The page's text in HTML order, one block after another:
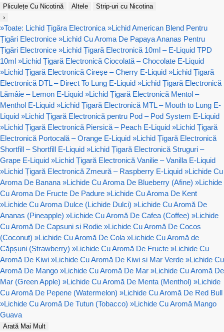
Pliculețe Cu Nicotină
Altele
Strip-uri cu Nicotina
›
»Toate: Lichid Țigăra Electronica »Lichid American Blend Pentru
Țigări Electronice »Lichid Cu Aroma De Papaya Ananas Pentru
Țigări Electronice »Lichid Țigară Electronică 10ml – E-Liquid TPD
10ml »Lichid Țigară Electronică Ciocolată – Chocolate E-Liquid
»Lichid Țigară Electronică Cireșe – Cherry E-Liquid »Lichid Țigară
Electronică DTL – Direct To Lung E-Liquid »Lichid Țigară Electronică
Lămâie – Lemon E-Liquid »Lichid Țigară Electronică Mentol –
Menthol E-Liquid »Lichid Țigară Electronică MTL – Mouth to Lung E-
Liquid »Lichid Țigară Electronică pentru Pod – Pod System E-Liquid
»Lichid Țigară Electronică Piersică – Peach E-Liquid »Lichid Țigară
Electronică Portocală – Orange E-Liquid »Lichid Țigară Electronică
Shortfill – Shortfill E-Liquid »Lichid Țigară Electronică Struguri –
Grape E-Liquid »Lichid Țigară Electronică Vanilie – Vanilla E-Liquid
»Lichid Țigară Electronică Zmeură – Raspberry E-Liquid »Lichide Cu
Aroma De Banana »Lichide Cu Aroma De Blueberry (Afine) »Lichide
Cu Aroma De Fructe De Padure »Lichide Cu Aroma De Kent
»Lichide Cu Aroma Dulce (Lichide Dulci) »Lichide Cu Aromă De
Ananas (Pineapple) »Lichide Cu Aromă De Cafea (Coffee) »Lichide
Cu Aromă De Capsuni si Rodie »Lichide Cu Aromă De Cocos
(Coconut) »Lichide Cu Aromă De Cola »Lichide Cu Aromă de
Căpșuni (Strawberry) »Lichide Cu Aromă De Fructe »Lichide Cu
Aromă De Kiwi »Lichide Cu Aromă De Kiwi si Mar Verde »Lichide Cu
Aromă De Mango »Lichide Cu Aromă De Mar »Lichide Cu Aromă De
Mar (Green Apple) »Lichide Cu Aromă De Menta (Menthol) »Lichide
Cu Aromă De Pepene (Watermelon) »Lichide Cu Aromă De Red Bull
»Lichide Cu Aromă De Tutun (Tobacco) »Lichide Cu Aromă Mango
Guava
Arată Mai Mult